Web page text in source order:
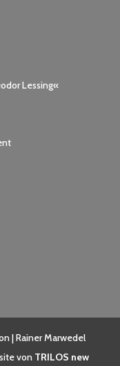
Lessing«
| Rainer Marwedel
von TRILOS new